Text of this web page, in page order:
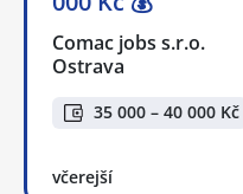
Comac jobs s.r.o.
Ostrava
35 000 – 40 000 Kč
včerejší